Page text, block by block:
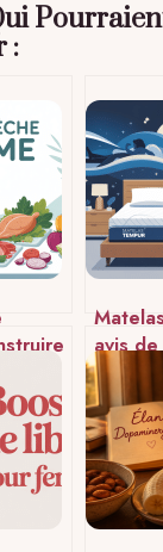
:
avis
qu’il
savoir